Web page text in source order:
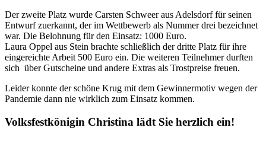
Der zweite Platz wurde Carsten Schweer aus Adelsdorf für seinen
Entwurf zuerkannt, der im Wettbewerb als Nummer drei bezeichnet
war. Die Belohnung für den Einsatz: 1000 Euro.
Laura Oppel aus Stein brachte schließlich der dritte Platz für ihre
eingereichte Arbeit 500 Euro ein. Die weiteren Teilnehmer durften
sich über Gutscheine und andere Extras als Trostpreise freuen.
Leider konnte der schöne Krug mit dem Gewinnermotiv wegen der
Pandemie dann nie wirklich zum Einsatz kommen.
Volksfestkönigin Christina lädt Sie herzlich ein!